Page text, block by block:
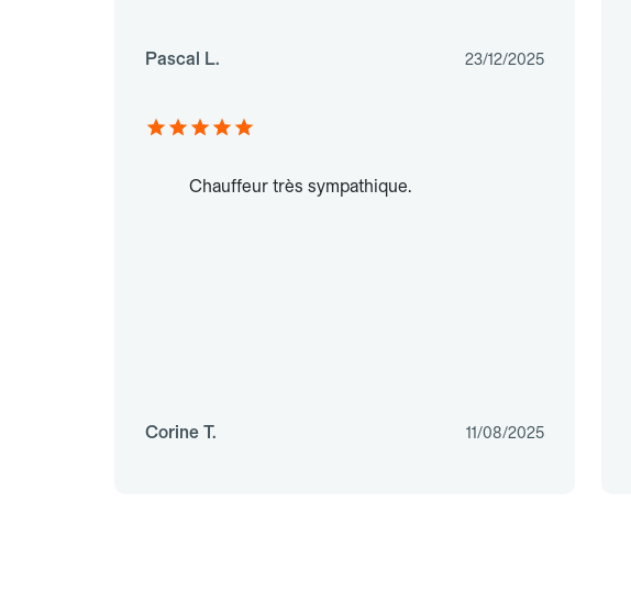
Pascal L. 23/12/2025
Chauffeur très sympathique.
Corine T. 11/08/2025